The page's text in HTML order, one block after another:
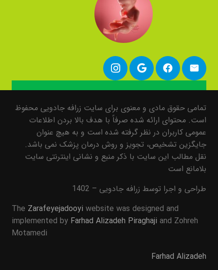
تمامی حقوق مادی و معنوی برای سایت زرافه جادویی محفوظ
است. محتوای ارائه شده صرفاً با هدف بالا بردن اطلاعات
عمومی کاربران در نظر گرفته شده است و به هیچ عنوان
جایگزین تشخیص، تجویز و روش درمان پزشک نمی باشد.
نقل مطالب این سایت با ذکر منبع و نشانی اینترنتی سایت
بلامانع است
طراحی و اجرا توسط زرافه جادویی – 1402
The Zarafeyejadooyi website was designed and
implemented by Farhad Alizadeh Piraghaji and Zohreh
Motamedi
Farhad Alizadeh